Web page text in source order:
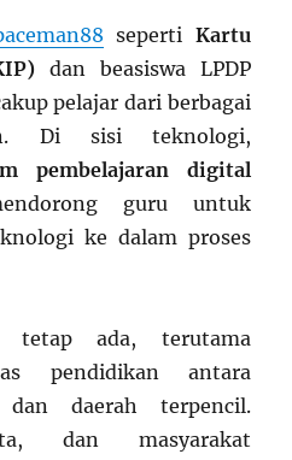
seperti Kartu
dan beasiswa LPDP
pelajar dari berbagai
Di sisi teknologi,
pembelajaran digital
guru untuk
ke dalam proses
tetap ada, terutama
pendidikan antara
daerah terpencil.
dan masyarakat